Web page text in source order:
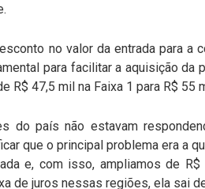
no valor da entrada para a
para facilitar a aquisição
R$ 47,5 mil na Faixa 1 para R$ 55
do país não estavam
que o principal problema era a
e, com isso, ampliamos de
de juros nessas regiões, ela sai